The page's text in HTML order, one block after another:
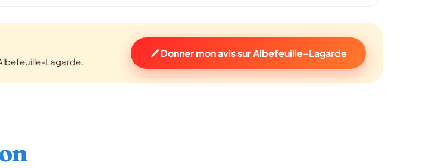
Lagarde.
Donner mon avis sur Albefeuille-Lagarde